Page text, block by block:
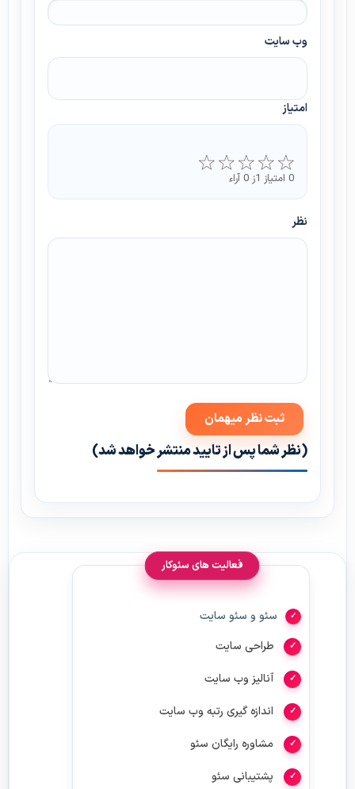
وب سایت
امتیاز
0 امتیاز 1ز 0 آراء
نظر
(نظر شما پس از تایید منتشر خواهد شد)
فعالیت های سئوکار
سئو و سئو سایت
طراحی سایت
آنالیز وب سایت
اندازه گیری رتبه وب سایت
مشاوره رایگان سئو
پشتیبانی سئو